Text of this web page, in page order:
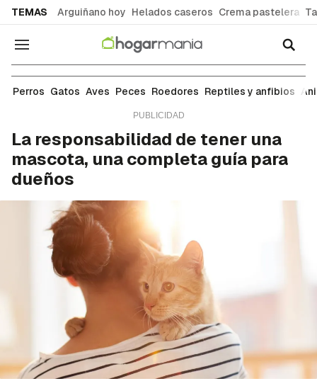
TEMAS Arguiñano hoy Helados caseros Crema pastelera
Navegación
Perros
Perros Gatos Aves Peces Roedores Reptiles y anfibios
La responsabilidad de tener una
mascota, una completa guía para
dueños